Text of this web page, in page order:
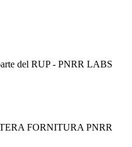
del RUP - PNRR LABS
FORNITURA PNRR